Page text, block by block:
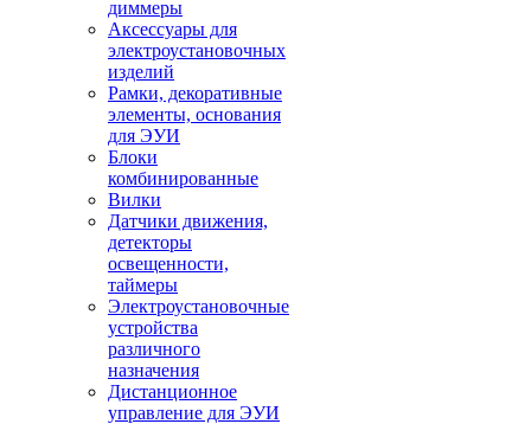
диммеры
Аксессуары для
электроустановочных
изделий
Рамки, декоративные
элементы, основания
для ЭУИ
Блоки
комбинированные
Вилки
Датчики движения,
детекторы
освещенности,
таймеры
Электроустановочные
устройства
различного
назначения
Дистанционное
управление для ЭУИ